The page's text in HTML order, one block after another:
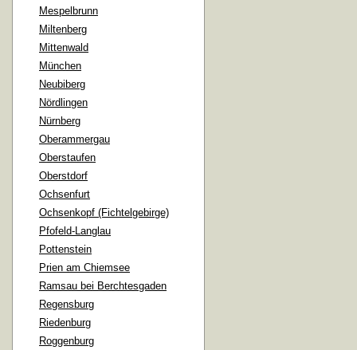
Mespelbrunn
Miltenberg
Mittenwald
München
Neubiberg
Nördlingen
Nürnberg
Oberammergau
Oberstaufen
Oberstdorf
Ochsenfurt
Ochsenkopf (Fichtelgebirge)
Pfofeld-Langlau
Pottenstein
Prien am Chiemsee
Ramsau bei Berchtesgaden
Regensburg
Riedenburg
Roggenburg